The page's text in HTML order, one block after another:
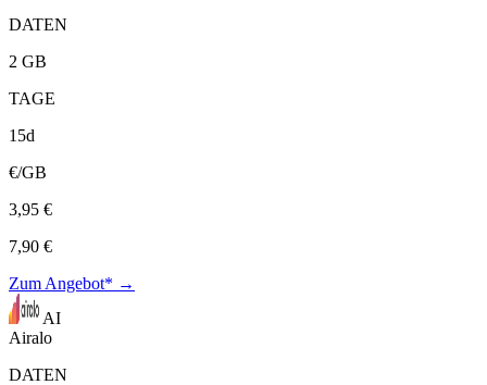
DATEN
2 GB
TAGE
15d
€/GB
3,95 €
7,90 €
Zum Angebot* →
AI
Airalo
DATEN